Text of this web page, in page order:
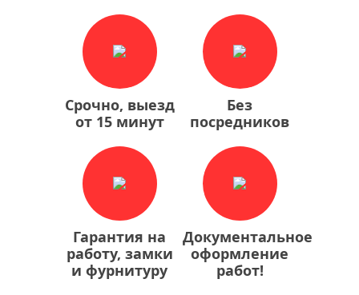
Срочно, выезд
от 15 минут
Без
посредников
Гарантия на
работу, замки
и фурнитуру
Документальное
оформление
работ!